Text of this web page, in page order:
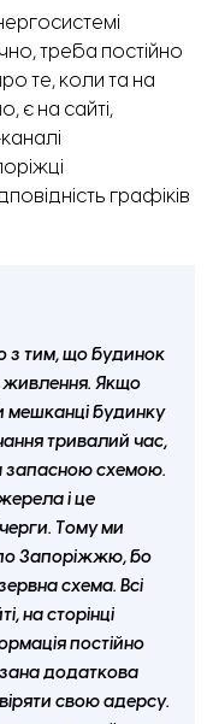
треба постійно
те, коли та на
є на сайті,
графіків
з тим, що будинок
живлення. Якщо
будинку
тривалий час,
запасною схемою.
і це
Тому ми
по Запоріжжю, бо
схема. Всі
на сторінці
постійно
додаткова
свою адерсу.